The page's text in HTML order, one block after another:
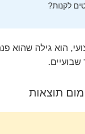
לקנות?
הוא גילה שהוא
תוצאות